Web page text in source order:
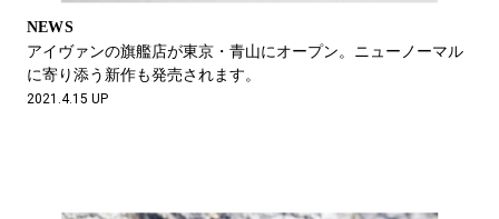
NEWS
アイヴァンの旗艦店が東京・青山にオープン。ニューノーマル
に寄り添う新作も発売されます。
2021.4.15 UP